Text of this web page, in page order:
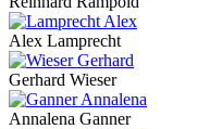
Alex Lamprecht
Gerhard Wieser
Annalena Ganner